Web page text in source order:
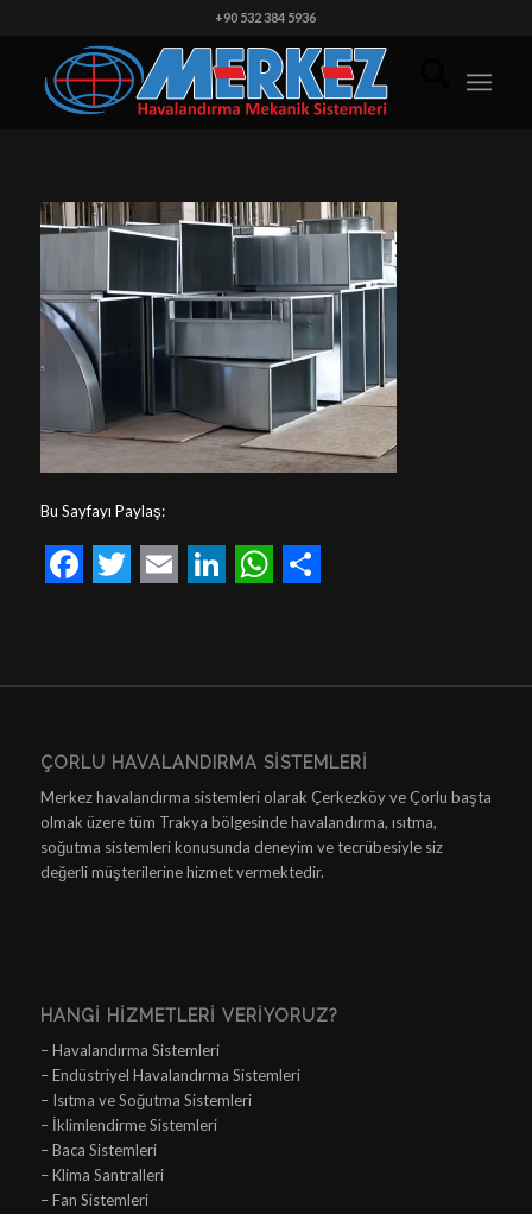
+90 532 384 5936
Bu Sayfayı Paylaş:
ÇORLU HAVALANDIRMA SISTEMLERI
Merkez havalandırma sistemleri olarak Çerkezköy ve Çorlu başta
olmak üzere tüm Trakya bölgesinde havalandırma, ısıtma,
soğutma sistemleri konusunda deneyim ve tecrübesiyle siz
değerli müşterilerine hizmet vermektedir.
HANGI HIZMETLERI VERIYORUZ?
– Havalandırma Sistemleri
– Endüstriyel Havalandırma Sistemleri
– Isıtma ve Soğutma Sistemleri
– İklimlendirme Sistemleri
– Baca Sistemleri
– Klima Santralleri
– Fan Sistemleri